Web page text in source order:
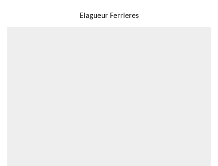
Elagueur Ferrieres